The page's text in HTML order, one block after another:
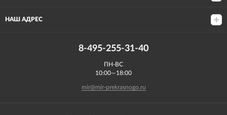
НАШ АДРЕС
8-495-255-31-40
ПН-ВС
10:00—18:00
mir@mir-prekrasnogo.ru